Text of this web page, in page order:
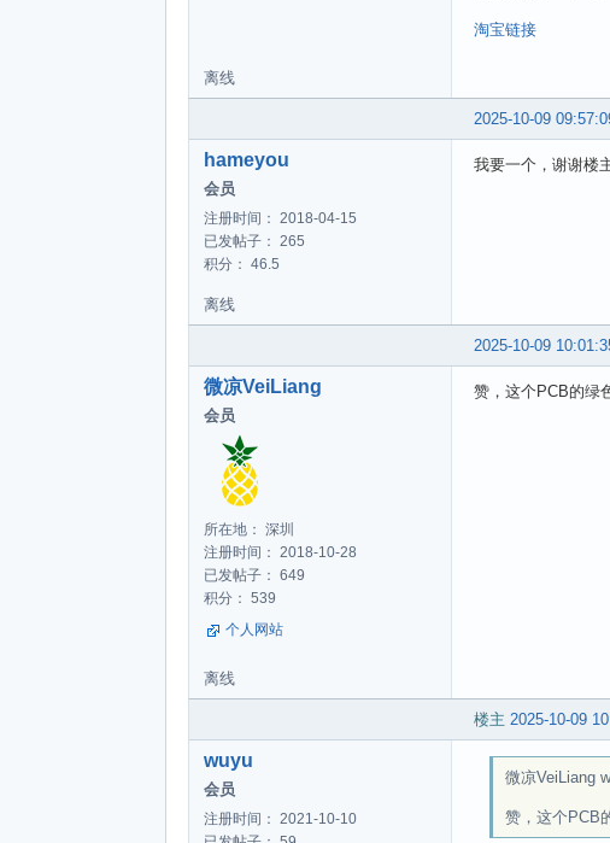
淘宝链接
离线
2025-10-09
hameyou
会员
注册时间： 2018-04-15
已发帖子： 265
积分： 46.5
我要一个，谢谢楼
离线
2025-10-09
微凉VeiLiang
会员
所在地： 深圳
注册时间： 2018-10-28
已发帖子： 649
积分： 539
个人网站
赞，这个PCB的绿
离线
楼主 2025-10-09
wuyu
会员
注册时间： 2021-10-10
微凉VeiLiang
赞，这个PCB